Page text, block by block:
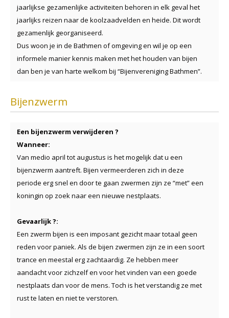
jaarlijkse gezamenlijke activiteiten behoren in elk geval het
jaarlijks reizen naar de koolzaadvelden en heide. Dit wordt
gezamenlijk georganiseerd.
Dus woon je in de Bathmen of omgeving en wil je op een
informele manier kennis maken met het houden van bijen
dan ben je van harte welkom bij “Bijenvereniging Bathmen”.
Bijenzwerm
Een bijenzwerm verwijderen ?
Wanneer:
Van medio april tot augustus is het mogelijk dat u een
bijenzwerm aantreft. Bijen vermeerderen zich in deze
periode erg snel en door te gaan zwermen zijn ze “met” een
koningin op zoek naar een nieuwe nestplaats.
Gevaarlijk ?:
Een zwerm bijen is een imposant gezicht maar totaal geen
reden voor paniek. Als de bijen zwermen zijn ze in een soort
trance en meestal erg zachtaardig. Ze hebben meer
aandacht voor zichzelf en voor het vinden van een goede
nestplaats dan voor de mens. Toch is het verstandig ze met
rust te laten en niet te verstoren.